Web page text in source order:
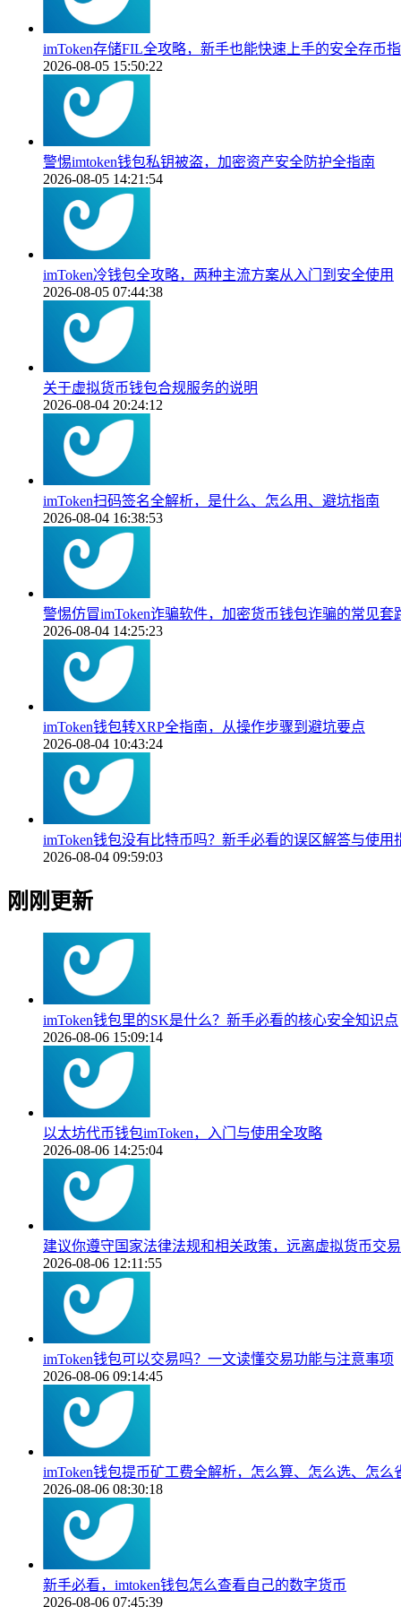
imToken存储FIL全攻略，新手也能快速上手的安全存币
2026-08-05 15:50:22
警惕imtoken钱包私钥被盗，加密资产安全防护全指南
2026-08-05 14:21:54
imToken冷钱包全攻略，两种主流方案从入门到安全使用
2026-08-05 07:44:38
关于虚拟货币钱包合规服务的说明
2026-08-04 20:24:12
imToken扫码签名全解析，是什么、怎么用、避坑指南
2026-08-04 16:38:53
警惕仿冒imToken诈骗软件，加密货币钱包诈骗的常见套
2026-08-04 14:25:23
imToken钱包转XRP全指南，从操作步骤到避坑要点
2026-08-04 10:43:24
imToken钱包没有比特币吗？新手必看的误区解答与使用
2026-08-04 09:59:03
刚刚更新
imToken钱包里的SK是什么？新手必看的核心安全知识点
2026-08-06 15:09:14
以太坊代币钱包imToken，入门与使用全攻略
2026-08-06 14:25:04
建议你遵守国家法律法规和相关政策，远离虚拟货币交
2026-08-06 12:11:55
imToken钱包可以交易吗？一文读懂交易功能与注意事项
2026-08-06 09:14:45
imToken钱包提币矿工费全解析，怎么算、怎么选、怎么
2026-08-06 08:30:18
新手必看，imtoken钱包怎么查看自己的数字货币
2026-08-06 07:45:39